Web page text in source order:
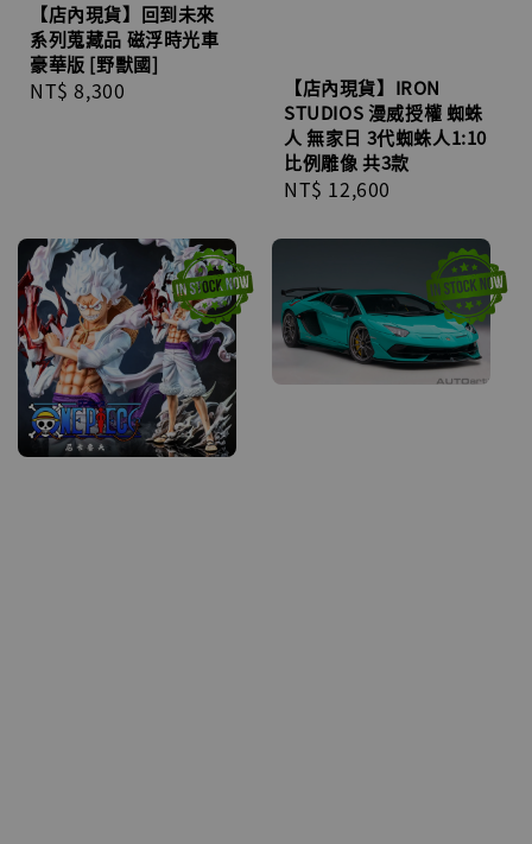
【店內現貨】回到未來
系列蒐藏品 磁浮時光車
豪華版 [野獸國]
Regular
NT$ 8,300
【店內現貨】IRON
STUDIOS 漫威授權 蜘蛛
人 無家日 3代蜘蛛人1:10
比例雕像 共3款
Regular
NT$ 12,600